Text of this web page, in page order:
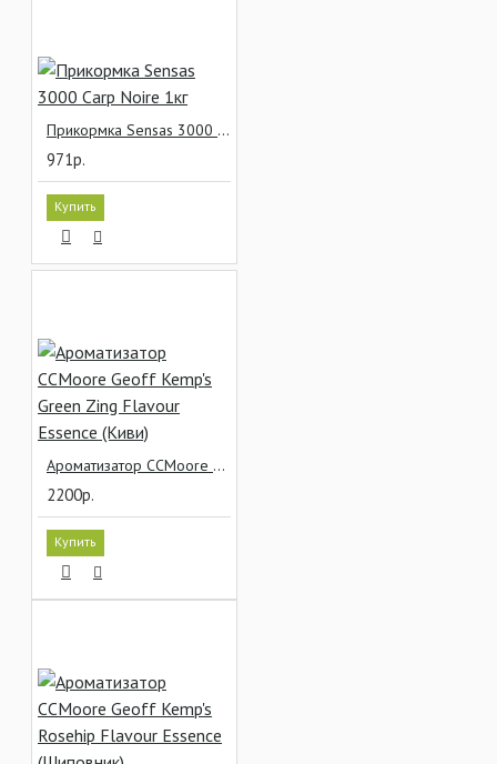
Прикормка Sensas 3000 Carp Noire 1кг
971р.
Купить
Ароматизатор CCMoore Geoff Kemp's Green Zing Flavour Essence (Киви)
2200р.
Купить